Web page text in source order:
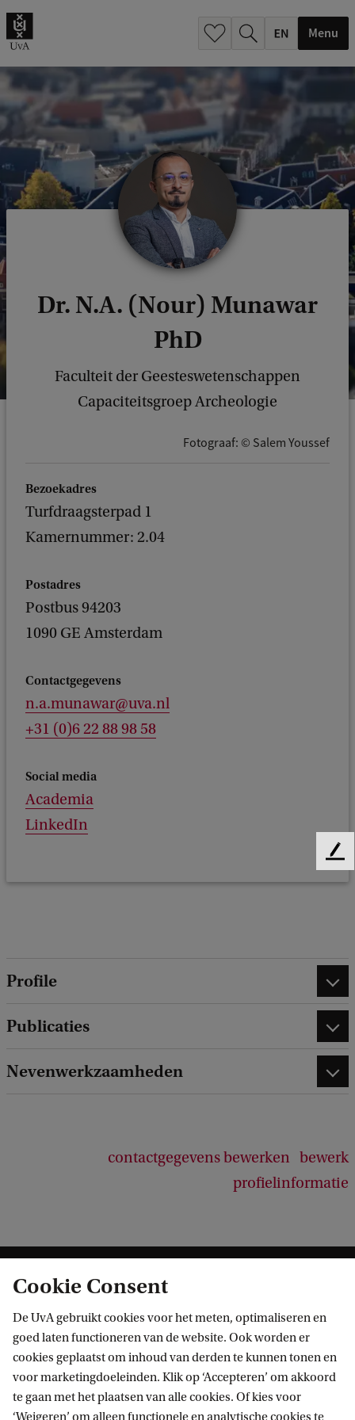
Menu
Dr. N.A. (Nour) Munawar
PhD
Faculteit der Geesteswetenschappen
Capaciteitsgroep Archeologie
Fotograaf: © Salem Youssef
Bezoekadres
Turfdraagsterpad 1
Kamernummer: 2.04
Postadres
Postbus 94203
1090 GE Amsterdam
Contactgegevens
n.a.munawar@uva.nl
+31 (0)6 22 88 98 58
Social media
Academia
LinkedIn
Profile
Publicaties
Nevenwerkzaamheden
contactgegevens bewerken bewerk
profielinformatie
Informatie voor
Bachelorstudiekiezers
Cookie Consent
De UvA gebruikt cookies voor het meten, optimaliseren en
goed laten functioneren van de website. Ook worden er
cookies geplaatst om inhoud van derden te kunnen tonen en
voor marketingdoeleinden. Klik op ‘Accepteren’ om akkoord
te gaan met het plaatsen van alle cookies. Of kies voor
‘Weigeren’ om alleen functionele en analytische cookies te
F
c
k